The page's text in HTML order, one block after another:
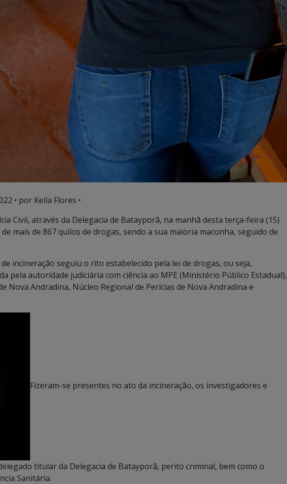
• por Keila Flores •
Civil, através da Delegacia de Batayporã, na manhã desta terça-feira (15)
mais de 867 quilos de drogas, sendo a sua maioria maconha, seguido de
incineração seguiu o rito estabelecido pela lei de drogas, ou seja,
pela autoridade judiciária com ciência ao MPE (Ministério Público Estadual),
Nova Andradina, Núcleo Regional de Perícias de Nova Andradina e
Fizeram-se presentes no ato da incineração, os investigadores e
titular da Delegacia de Batayporã, perito criminal, bem como o
Sanitária.